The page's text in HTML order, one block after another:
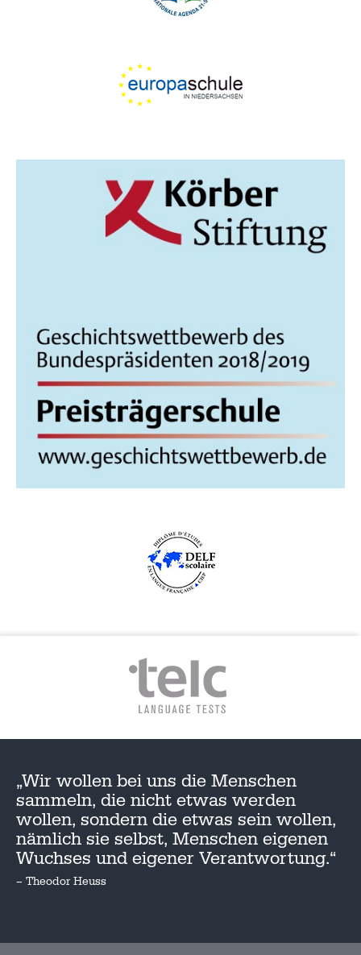
„Wir wollen bei uns die Menschen
sammeln, die nicht etwas werden
wollen, sondern die etwas sein wollen,
nämlich sie selbst, Menschen eigenen
Wuchses und eigener Verantwortung.“
– Theodor Heuss